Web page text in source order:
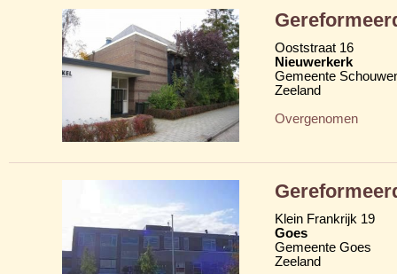
Ooststraat 16
Nieuwerkerk
Gemeente
Zeeland
Overgenomen
Klein Frankrijk 19
Goes
Gemeente Goes
Zeeland